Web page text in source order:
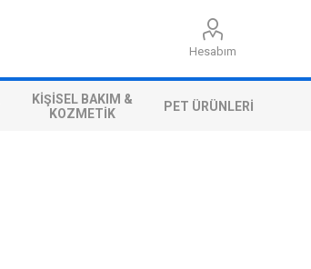
Hesabım
KIŞISEL BAKIM &
KOZMETIK
PET ÜRÜNLERI